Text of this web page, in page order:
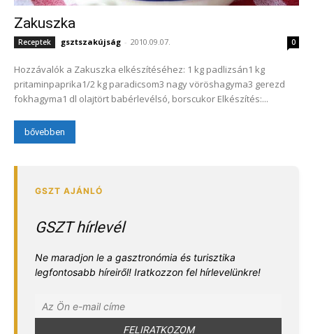
Zakuszka
Receptek gsztszakújság - 2010.09.07. 0
Hozzávalók a Zakuszka elkészítéséhez: 1 kg padlizsán1 kg
pritaminpaprika1/2 kg paradicsom3 nagy vöröshagyma3 gerezd
fokhagyma1 dl olajtört babérlevélsó, borscukor Elkészítés:...
bővebben
GSZT hírlevél
Ne maradjon le a gasztronómia és turisztika
legfontosabb híreiről! Iratkozzon fel hírlevelünkre!